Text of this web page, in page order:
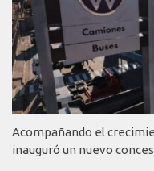
Acompañando el
inauguró un nuevo